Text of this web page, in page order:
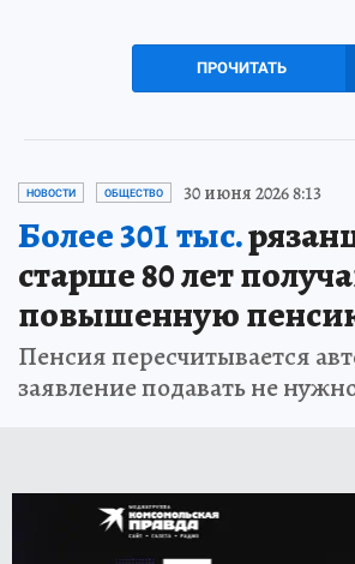
ПРОЧИТАТЬ
НОВОСТИ ОБЩЕСТВО 30 июня 2026 8:13
Более 301 тыс.
старше 80 лет
повышенную
Пенсия пересчитывается
заявление подавать не